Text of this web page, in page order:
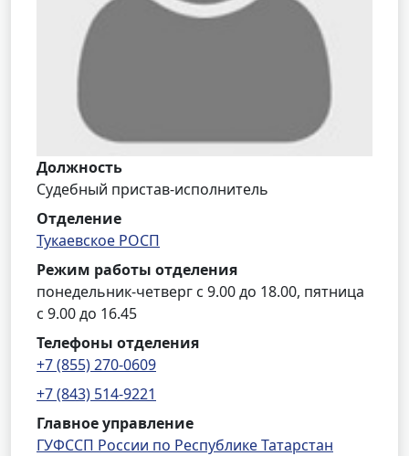
Должность
Судебный пристав-исполнитель
Отделение
Тукаевское РОСП
Режим работы отделения
понедельник-четверг с 9.00 до 18.00, пятница
с 9.00 до 16.45
Телефоны отделения
+7 (855) 270-0609
+7 (843) 514-9221
Главное управление
ГУФССП России по Республике Татарстан